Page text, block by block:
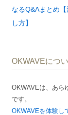
稿
ナ
ー
ョ
ン
なるQ&Aまとめ
し方】
OKWAVEにつ
OKWAVEは、あら
です。
OKWAVEを体験し